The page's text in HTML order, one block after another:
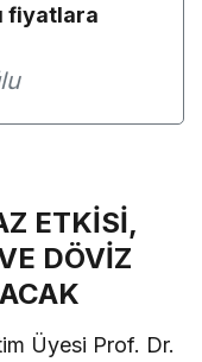
fiyatlara
ETKİSİ,
DÖVİZ
Üyesi Prof. Dr.